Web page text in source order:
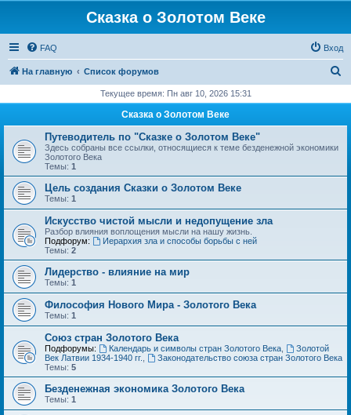
Сказка о Золотом Веке
FAQ Вход
На главную Список форумов
с
Текущее время: Пн авг 10, 2026 15:31
Сказка о Золотом Веке
Путеводитель по "Сказке о Золотом Веке"
Здесь собраны все ссылки, относящиеся к теме безденежной экономики
Золотого Века
Темы: 1
Цель создания Сказки о Золотом Веке
Темы: 1
Искусство чистой мысли и недопущение зла
Разбор влияния воплощения мысли на нашу жизнь.
Подфорум:
Иерархия зла и способы борьбы с ней
Темы: 2
Лидерство - влияние на мир
Темы: 1
Философия Нового Мира - Золотого Века
Темы: 1
Cоюз стран Золотого Века
Подфорумы: Календарь и символы стран Золотого Века,
Золотой
Век Латвии 1934-1940 гг.
Законодательство союза стран Золотого Века
Темы: 5
Безденежная экономика Золотого Века
Темы: 1